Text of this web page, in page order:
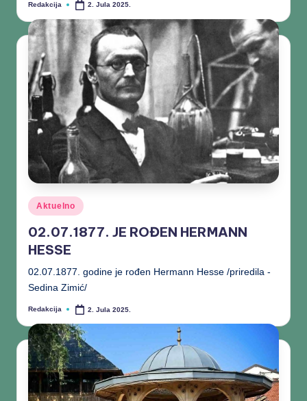
Redakcija 2. Jula 2025.
Aktuelno
02.07.1877. JE ROĐEN HERMANN
HESSE
02.07.1877. godine je rođen Hermann Hesse /priredila -
Sedina Zimić/
Redakcija 2. Jula 2025.